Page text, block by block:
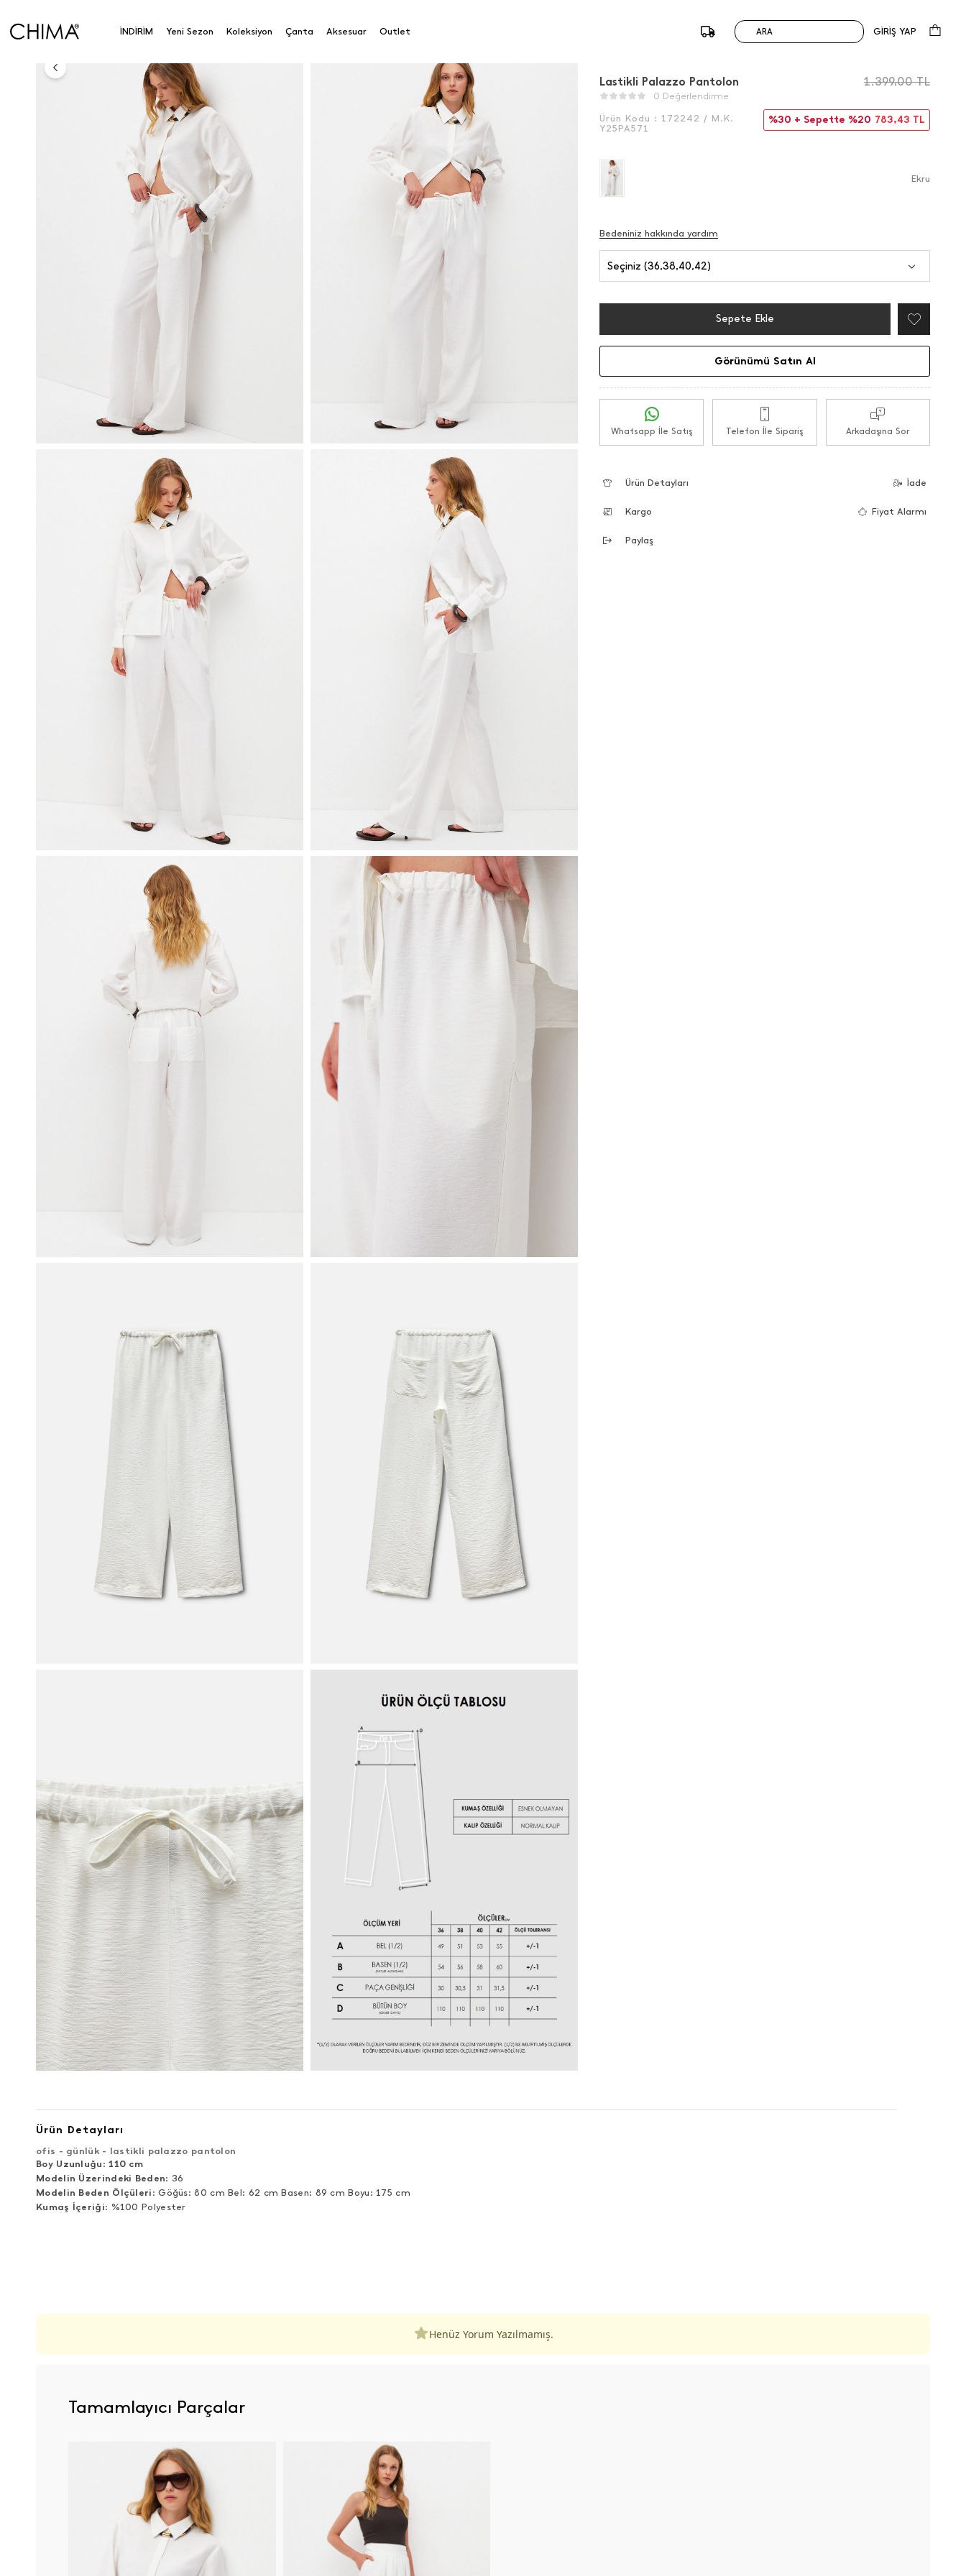
İNDİRİM Yeni Sezon Koleksiyon Çanta Aksesuar Outlet ARA GİRİŞ YAP
Anasayfa
Lastikli Palazzo Pantolon
0 Değerlendirme
Ürün Kodu : 172242 / M.K.
Y25PA571
1.399,00TL
%30 + Sepette %20 783,43 TL
Ekru
Bedeniniz hakkında yardım
Seçiniz (36,38,40,42)
Sepete Ekle
Görünümü Satın Al
Whatsapp İle Satış Telefon İle Sipariş Arkadaşına Sor
Ürün Detayları İade
Kargo Fiyat Alarmı
Paylaş
Ürün Detayları
ofis - günlük - lastikli palazzo pantolon
Boy Uzunluğu : 110 cm
Modelin Üzerindeki Beden: 36
Modelin Beden Ölçüleri : Göğüs: 80 cm Bel: 62 cm Basen: 89 cm Boyu: 175 cm
Kumaş İçeriği: %100 Polyester
Henüz Yorum Yazılmamış.
Tamamlayıcı Parçalar